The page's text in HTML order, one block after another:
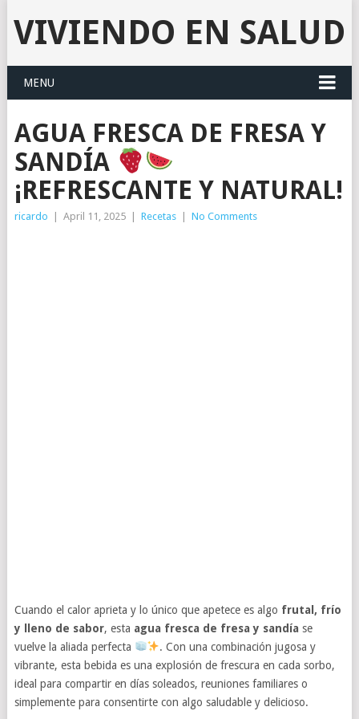
VIVIENDO EN SALUD
MENU
AGUA FRESCA DE FRESA Y
SANDÍA
¡REFRESCANTE Y NATURAL!
ricardo April 11, 2025 Recetas No Comments
Cuando el calor aprieta y lo único que apetece es algo frutal, frío
y lleno de sabor, esta agua fresca de fresa y sandía se
vuelve la aliada perfecta
. Con una combinación jugosa y
vibrante, esta bebida es una explosión de frescura en cada sorbo,
ideal para compartir en días soleados, reuniones familiares o
simplemente para consentirte con algo saludable y delicioso.